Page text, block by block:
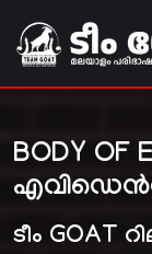
BODY
ടീം GOAT